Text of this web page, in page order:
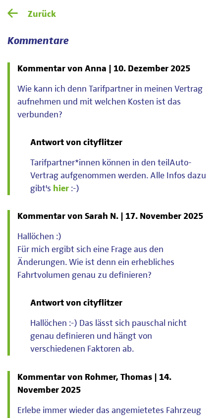
Zurück
Kommentare
Kommentar von Anna | 10. Dezember 2025
Wie kann ich denn Tarifpartner in meinen Vertrag
aufnehmen und mit welchen Kosten ist das
verbunden?
Antwort von cityflitzer
Tarifpartner*innen können in den teilAuto-
Vertrag aufgenommen werden. Alle Infos dazu
gibt's hier:-)
Kommentar von Sarah N. | 17. November 2025
Hallöchen :)
Für mich ergibt sich eine Frage aus den
Änderungen. Wie ist denn ein erhebliches
Fahrtvolumen genau zu definieren?
Antwort von cityflitzer
Hallöchen :-) Das lässt sich pauschal nicht
genau definieren und hängt von
verschiedenen Faktoren ab.
Kommentar von Rohmer, Thomas | 14.
November 2025
Erlebe immer wieder das angemietetes Fahrzeug